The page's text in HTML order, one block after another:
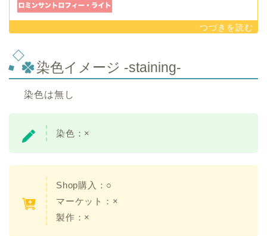
染色イメージ -staining-
染色は無し
染色：×
Shop購入：○
マーケット：×
製作：×